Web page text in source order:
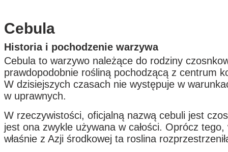
Cebula
Historia i pochodzenie warzywa
Cebula to warzywo należące do rodziny
prawdopodobnie rośliną pochodzącą z centrum
W dzisiejszych czasach nie występuje w
w uprawnych.
W rzeczywistości, oficjalną nazwą cebuli jest
jest ona zwykle używana w całości. Oprócz
właśnie z Azji środkowej ta roslina